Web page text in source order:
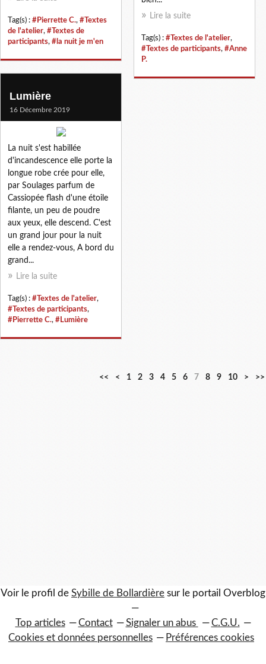
Tag(s) : #Pierrette C., #Textes
de l'atelier, #Textes de
participants, #la nuit je m'en
Lire la suite
Tag(s) : #Textes de l'atelier,
#Textes de participants, #Anne
P.
Lumière
16 Décembre 2019
La nuit s'est habillée
d'incandescence elle porte la
longue robe crée pour elle,
par Soulages parfum de
Cassiopée flash d'une étoile
filante, un peu de poudre
aux yeux, elle descend. C'est
un grand jour pour la nuit
elle a rendez-vous, A bord du
grand...
Lire la suite
Tag(s) : #Textes de l'atelier,
#Textes de participants,
#Pierrette C., #Lumière
<< < 1 2 3 4 5 6 7 8 9 10 > >>
Voir le profil de Sybille de Bollardière sur le portail Overblog
Top articles Contact Signaler un abus
C.G.U.
Cookies et données personnelles
Préférences cookies